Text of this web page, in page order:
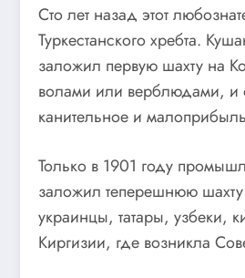
Сто лет назад этот
Туркестанского хребта.
заложил первую шахту на
волами или верблюдами, и
канительное и
Только в 1901 году
заложил теперешнюю
украинцы, татары, узбеки,
Киргизии, где возникла